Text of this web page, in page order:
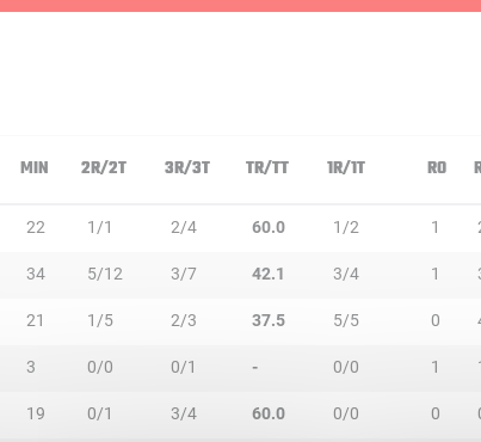
MIN 2R/2T 3R/3T TR/TT 1R/1T RO
22 1/1 2/4 60.0 1/2 1
34 5/12 3/7 42.1 3/4 1
21 1/5 2/3 37.5 5/5 0
3 0/0 0/1 - 0/0 1
19 0/1 3/4 60.0 0/0 0